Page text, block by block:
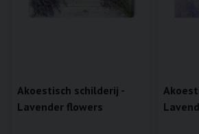
Akoestisch schilderij -
Lavender flowers